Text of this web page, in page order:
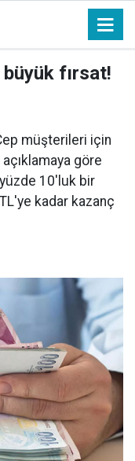
fırsat!
müşterileri için
göre
yüzde 10'luk bir
kadar kazanç